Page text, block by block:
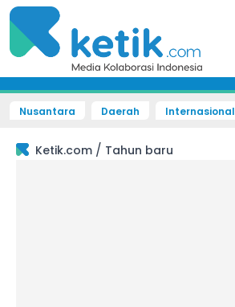
Nusantara Daerah Internasional
Ketik.com / Tahun baru